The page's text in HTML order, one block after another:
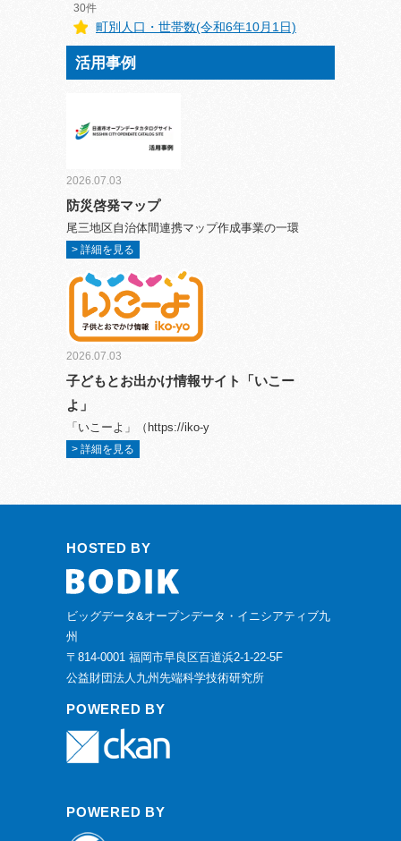
30件
町別人口・世帯数(令和6年10月1日)
活用事例
2026.07.03
防災啓発マップ
尾三地区自治体間連携マップ作成事業の一環
> 詳細を見る
2026.07.03
子どもとお出かけ情報サイト「いこー
よ」
「いこーよ」（https://iko-y
> 詳細を見る
HOSTED BY
ビッグデータ&オープンデータ・イニシアティブ九
州
〒814-0001 福岡市早良区百道浜2-1-22-5F
公益財団法人九州先端科学技術研究所
POWERED BY
POWERED BY